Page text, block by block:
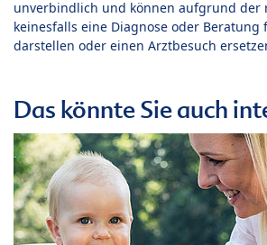
unverbindlich und können aufgrund der
keinesfalls eine Diagnose oder Beratung
darstellen oder einen Arztbesuch
Das könnte Sie auch